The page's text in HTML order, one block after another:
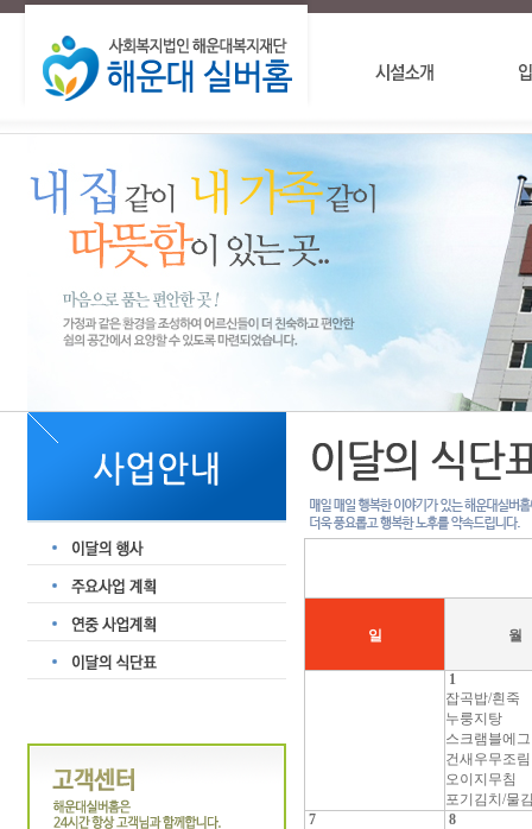
일 월
1
잡곡밥/흰죽
누룽지탕
스크램블에그
건새우무조림
오이지무침
포기김치/물
7
8